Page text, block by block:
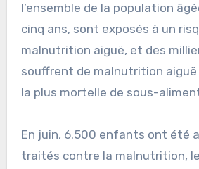
l’ensemble de la population
cinq ans, sont exposés à un
malnutrition aiguë, et des
souffrent de malnutrition aiguë
la plus mortelle de sous-
En juin, 6.500 enfants ont été
traités contre la malnutrition,